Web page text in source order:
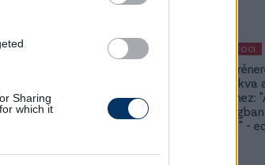
Sharing
which it
KÜLFÖLDI FOCI
A DVSC
hozzászokva
meccsekhez:
nincsenek" -